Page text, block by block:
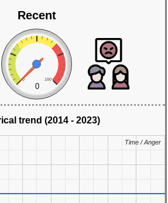
Recent
0 100
0
trend (2014 - 2023)
Time / Anger
Time / Anger